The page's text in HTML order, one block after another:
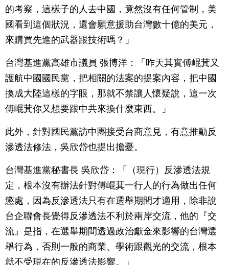
的考察，這樣子的人去中國，竟然沒有任何管制，美
國看到這個狀況，還會願意援助台灣數十億的美元，
來購買先進的武器跟技術嗎？」
台灣基進黨高雄市議員 張博洋：「昨天其實傅崐萁又
護航中國國民黨，把相關的法案的提案內容，把中國
換成大陸這樣的字眼，那就不禁讓人懷疑說，這一次
傅崐萁你又想要跟中共來換什麼東西。」
此外，針對國民黨訪中團接受台商意見，有意推動反
滲透法修法，吳欣岱也提出擔憂。
台灣基進黨秘書長 吳欣岱：「（現行）反滲透法規
定，根本沒有辦法針對傅崐萁一行人的行為做出任何
懲處，因為反滲透法只有在選舉期間才適用，除非說
台企聯會長覺得反滲透法不利於兩岸交流，他的『交
流』是指，在選舉期間透過政治獻金來影響的台灣選
舉行為，否則一般的商業、學術跟觀光的交流，根本
就不受現在的反滲透法影響。」